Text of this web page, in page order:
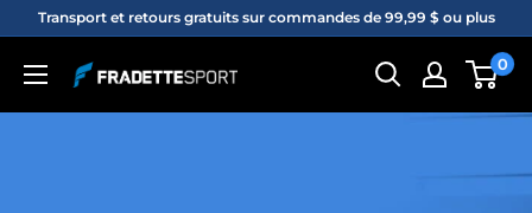
Passer
contenu
Transport et retours gratuits sur commandes de 99,99 $ ou plus
Fradette
sport
0